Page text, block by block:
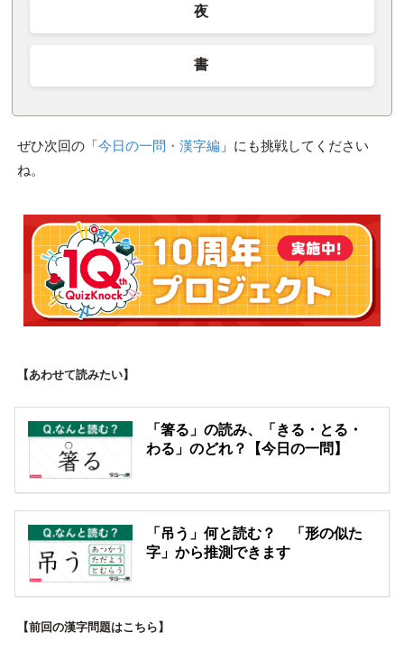
夜
書
ぜひ次回の「今日の一問・漢字編」にも挑戦してください
ね。
【あわせて読みたい】
「箸る」の読み、「きる・とる・
わる」のどれ？【今日の一問】
「吊う」何と読む？ 「形の似た
字」から推測できます
【前回の漢字問題はこちら】